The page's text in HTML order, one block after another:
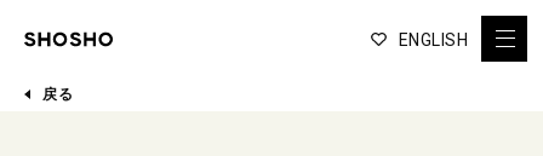
ENGLISH
戻る